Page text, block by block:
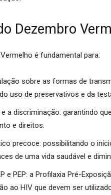
Dezembro
é fundamental para:
sobre as formas de
uso de preservativos e da
a discriminação: garantindo
e direitos.
precoce: possibilitando o
de uma vida saudável e
e PEP: a Profilaxia Pré-
ao HIV que devem ser